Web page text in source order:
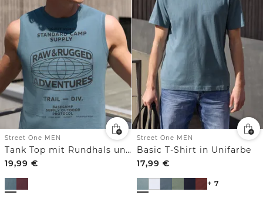
Street One MEN
Tank Top mit Rundhals und Fotoprint
19,99 €
Street One MEN
Basic T-Shirt in Unifarbe
17,99 €
+ 7